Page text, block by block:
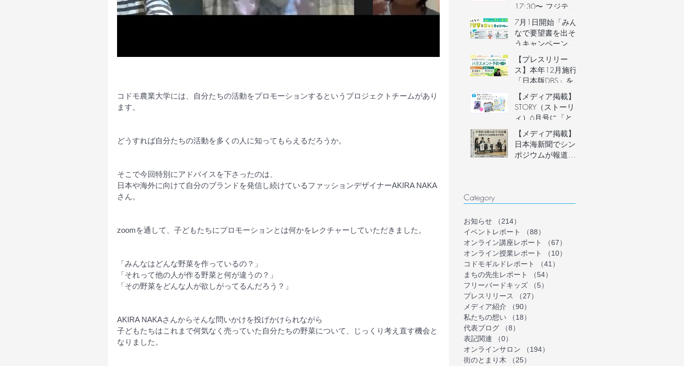
コドモ農業大学には、自分たちの活動をプロモーションするというプロジェクトチームがあり
ます。
どうすれば自分たちの活動を多くの人に知ってもらえるだろうか。
そこで今回特別にアドバイスを下さったのは、
日本や海外に向けて自分のブランドを発信し続けているファッションデザイナーAKIRA NAKA
さん。
zoomを通して、子どもたちにプロモーションとは何かをレクチャーしていただきました。
「みんなはどんな野菜を作っているの？」
「それって他の人が作る野菜と何が違うの？」
「その野菜をどんな人が欲しがってるんだろう？」
AKIRA NAKAさんからそんな問いかけを投げかけられながら
子どもたちはこれまで何気なく売っていた自分たちの野菜について、じっくり考え直す機会と
なりました。
制度づくりへ
17:30〜 フジテレ
ビ「イット！」で
街のとまり木が紹
介されました！
7月1日開始「みん
なで要望書を出そ
うキャンペーン」
のご案内&7月3日
説明会開催
【プレスリリー
ス】本年12月施行
「日本版DBS」を見
据え、フリースク
ール運営者など子
どもに関わる大人
メント予防講座」
を6月20日(土)にオ
ンライン開催。フ
【メディア掲載】
STORY（ストーリ
ィ）6月号に「とま
り木オンライン」
を掲載いただきま
した！
【メディア掲載】
日本海新聞でシン
ポジウムが報道さ
Category
お知らせ （214）
イベントレポート
（88）
オンライン講座レポート
（67）
オンライン授業レポート
（10）
コドモギルドレポート
（41）
まちの先生レポート
（54）
フリーバードキッズ
（5）
プレスリリース
（27）
メディア紹介
（90）
私たちの想い
（18）
代表ブログ
（8）
表記関連
（0）
オンラインサロン
（194）
街のとまり木
（25）